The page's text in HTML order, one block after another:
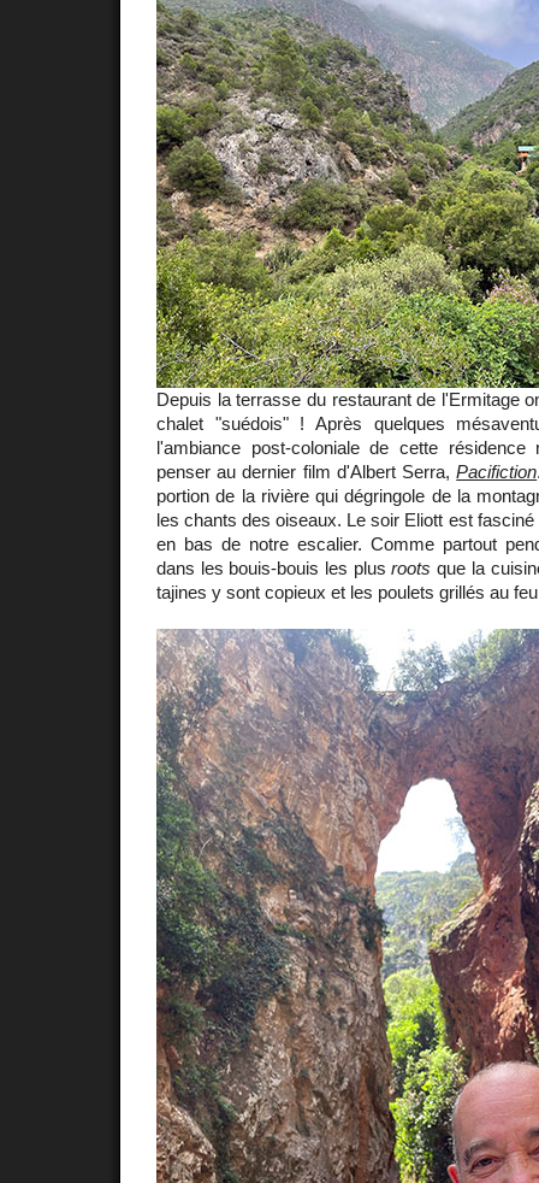
Depuis la terrasse du restaurant de l'Ermitage
chalet "suédois" ! Après quelques
l'ambiance post-coloniale de cette
penser au dernier film d'Albert Serra,Pacifiction
portion de la rivière qui dégringole de la
les chants des oiseaux. Le soir Eliott est
en bas de notre escalier. Comme partout
dans les bouis-bouis les plusroots que la
tajines y sont copieux et les poulets grillés au